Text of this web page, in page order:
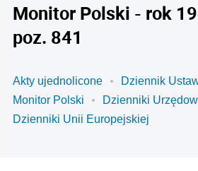
Monitor Polski - rok
poz. 841
Akty ujednolicone
Dziennik
Monitor Polski
Dzienniki
Dzienniki Unii Europejskiej